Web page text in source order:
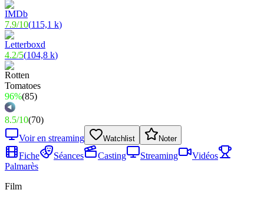
7.9/10(115,1 k)
4.2/5(104,8 k)
96%(85)
8.5/10(70)
Voir en streaming
Watchlist Noter
Fiche Séances Casting Streaming
Vidéos
Palmarès
Film